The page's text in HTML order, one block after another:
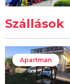
Szállások
Apartman